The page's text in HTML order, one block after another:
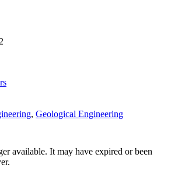
, Geological Engineering
available. It may have expired or been